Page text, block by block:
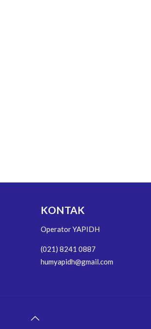
KONTAK
Operator YAPIDH
(021) 8241 0887
humyapidh@gmail.com